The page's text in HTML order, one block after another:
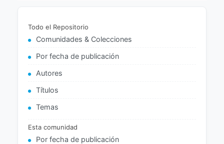
Todo el Repositorio
Comunidades & Colecciones
Por fecha de publicación
Autores
Títulos
Temas
Esta comunidad
Por fecha de publicación